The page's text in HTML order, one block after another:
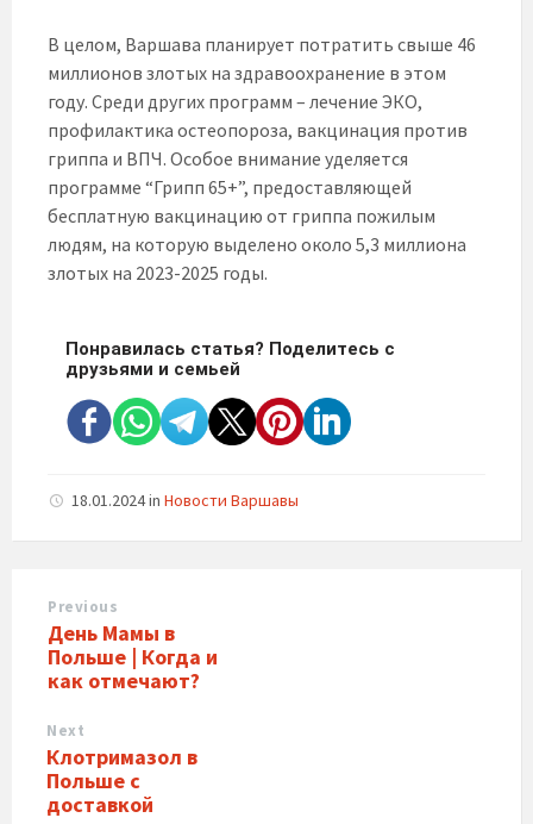
В целом, Варшава планирует потратить свыше 46
миллионов злотых на здравоохранение в этом
году. Среди других программ – лечение ЭКО,
профилактика остеопороза, вакцинация против
гриппа и ВПЧ. Особое внимание уделяется
программе “Грипп 65+”, предоставляющей
бесплатную вакцинацию от гриппа пожилым
людям, на которую выделено около 5,3 миллиона
злотых на 2023-2025 годы.
Понравилась статья? Поделитесь с
друзьями и семьей
18.01.2024in Новости Варшавы
Previous
День Мамы в
Польше | Когда и
как отмечают?
Next
Клотримазол в
Польше с
доставкой